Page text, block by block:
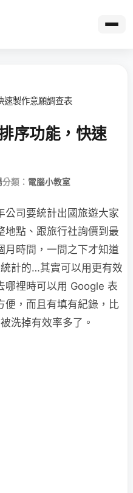
製作意願調查表
序功能，快速
分類： 電腦小教室
公司要統計出國旅遊大家
地點、跟旅行社詢價到最
月時間，一問之下才知道
計的…其實可以用更有效
哪裡時可以用 Google 表
便，而且有填有紀錄，比
洗掉有效率多了。